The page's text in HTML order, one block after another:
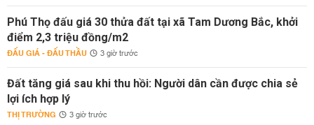
Phú Thọ đấu giá 30 thửa đất tại xã Tam Dương Bắc, khởi
điểm 2,3 triệu đồng/m2
ĐẤU GIÁ - ĐẤU THẦU 3 giờ trước
Đất tăng giá sau khi thu hồi: Người dân cần được chia sẻ
lợi ích hợp lý
THỊ TRƯỜNG 3 giờ trước